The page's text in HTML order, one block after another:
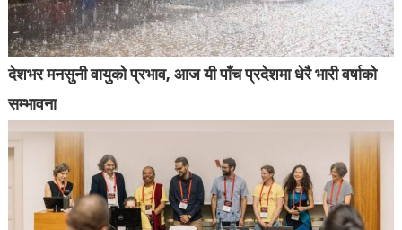
देशभर मनसुनी वायुको प्रभाव, आज यी पाँच प्रदेशमा धेरै भारी वर्षाको
सम्भावना